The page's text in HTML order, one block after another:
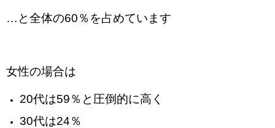
…と全体の60％を占めています
女性の場合は
20代は59％と圧倒的に高く
30代は24％